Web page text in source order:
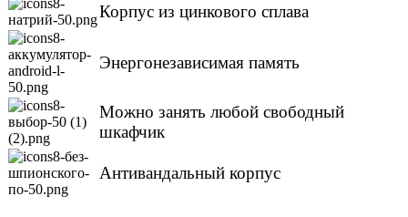
Корпус из цинкового сплава
Энергонезависимая память
Можно занять любой свободный
шкафчик
Антивандальный корпус